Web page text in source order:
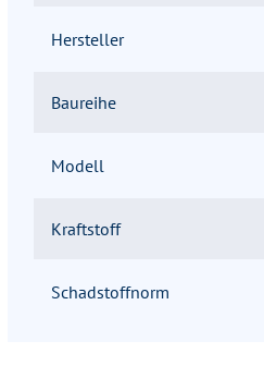
Hersteller
Baureihe
Modell
Kraftstoff
Schadstoffnorm